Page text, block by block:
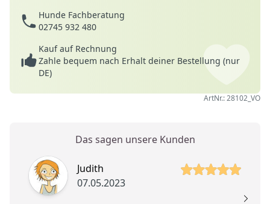
Hunde Fachberatung
02745 932 480
Kauf auf Rechnung
Zahle bequem nach Erhalt deiner Bestellung (nur
DE)
ArtNr.: 28102_VO
Das sagen unsere Kunden
Judith
07.05.2023
5 von 5 Sterne